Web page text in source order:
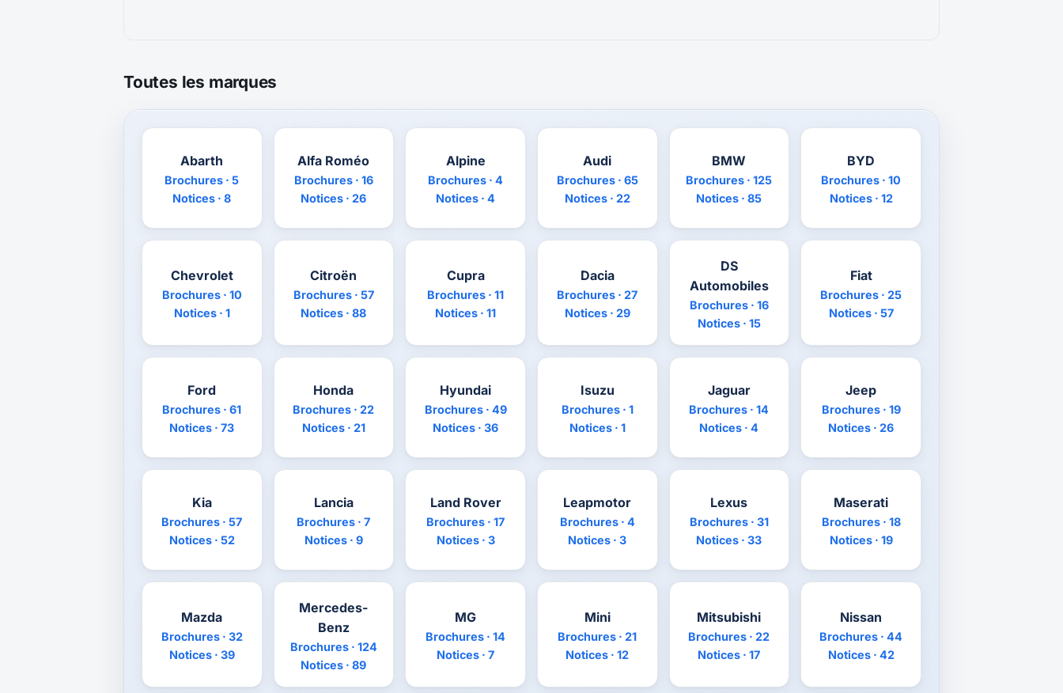
Toutes les marques
Abarth
Brochures · 5
Notices · 8
Alfa Roméo
Brochures · 16
Notices · 26
Alpine
Brochures · 4
Notices · 4
Audi
Brochures · 65
Notices · 22
BMW
Brochures · 125
Notices · 85
BYD
Brochures · 10
Notices · 12
Chevrolet
Brochures · 10
Notices · 1
Citroën
Brochures · 57
Notices · 88
Cupra
Brochures · 11
Notices · 11
Dacia
Brochures · 27
Notices · 29
DS
Automobiles
Brochures · 16
Notices · 15
Fiat
Brochures · 25
Notices · 57
Ford
Brochures · 61
Notices · 73
Honda
Brochures · 22
Notices · 21
Hyundai
Brochures · 49
Notices · 36
Isuzu
Brochures · 1
Notices · 1
Jaguar
Brochures · 14
Notices · 4
Jeep
Brochures · 19
Notices · 26
Kia
Brochures · 57
Notices · 52
Lancia
Brochures · 7
Notices · 9
Land Rover
Brochures · 17
Notices · 3
Leapmotor
Brochures · 4
Notices · 3
Lexus
Brochures · 31
Notices · 33
Maserati
Brochures · 18
Notices · 19
Mazda
Brochures · 32
Notices · 39
Mercedes-
Benz
Brochures · 124
Notices · 89
MG
Brochures · 14
Notices · 7
Mini
Brochures · 21
Notices · 12
Mitsubishi
Brochures · 22
Notices · 17
Nissan
Brochures · 44
Notices · 42